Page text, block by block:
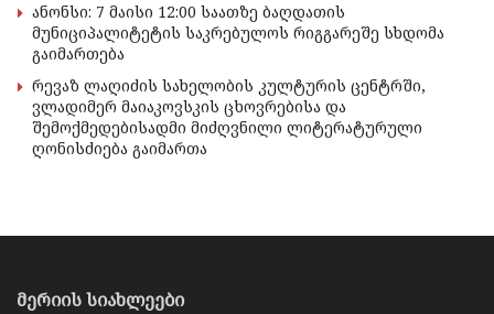
ანონსი: 7 მაისი 12:00 საათზე ბაღდათის
მუნიციპალიტეტის საკრებულოს რიგგარეშე სხდომა
გაიმართება
რევაზ ლაღიძის სახელობის კულტურის ცენტრში,
ვლადიმერ მაიაკოვსკის ცხოვრებისა და
შემოქმედებისადმი მიძღვნილი ლიტერატურული
ღონისძიება გაიმართა
მერიის სიახლეები